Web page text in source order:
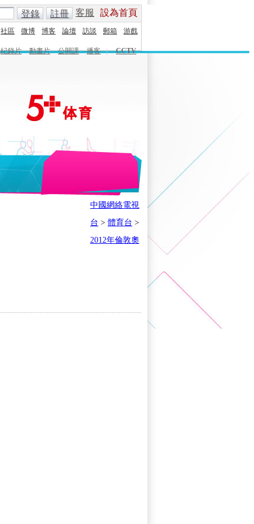
客服 設為首頁
登錄 註冊
社區 微博 博客 論壇 訪談 郵箱 游戲
紀錄片 動畫片 公開課 播客 |
CCTV
中國網絡電視
台 > 體育台 >
2012年倫敦奧